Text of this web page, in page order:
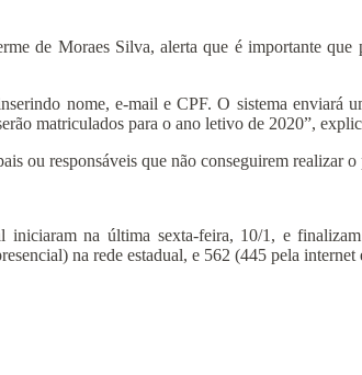
de Moraes Silva, alerta que é importante
nome, e-mail e CPF. O sistema
matriculados para o ano letivo de 2020”,
ou responsáveis que não conseguirem realizar
na última sexta-feira, 10/1, e
na rede estadual, e 562 (445 pela